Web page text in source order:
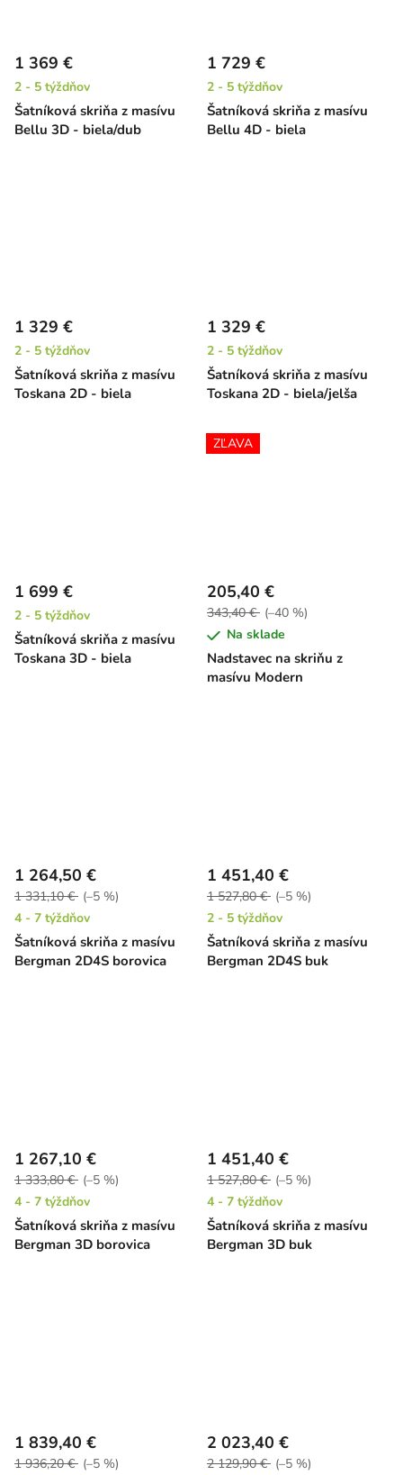
Šatníková skriňa z masívu
Bellu 3D - biela/dub
1 369 €
2 - 5 týždňov
Šatníková skriňa z masívu
Bellu 4D - biela
1 729 €
2 - 5 týždňov
Šatníková skriňa z masívu
Toskana 2D - biela
1 329 €
2 - 5 týždňov
Šatníková skriňa z masívu
Toskana 2D - biela/jelša
1 329 €
2 - 5 týždňov
Šatníková skriňa z masívu
Toskana 3D - biela
1 699 €
2 - 5 týždňov
ZĽAVA
Nadstavec na skriňu z
masívu Modern
205,40 €
343,40 € (–40 %)
Na sklade
Šatníková skriňa z masívu
Bergman 2D4S borovica
1 264,50 €
1 331,10 € (–5 %)
4 - 7 týždňov
Šatníková skriňa z masívu
Bergman 2D4S buk
1 451,40 €
1 527,80 € (–5 %)
2 - 5 týždňov
Šatníková skriňa z masívu
Bergman 3D borovica
1 267,10 €
1 333,80 € (–5 %)
4 - 7 týždňov
Šatníková skriňa z masívu
Bergman 3D buk
1 451,40 €
1 527,80 € (–5 %)
4 - 7 týždňov
1 839,40 €
1 936,20 € (–5 %)
2 023,40 €
2 129,90 € (–5 %)